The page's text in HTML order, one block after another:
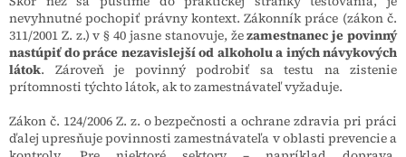
nevyhnutné pochopiť právny kontext. Zákonník práce (zákon č.
311/2001 Z. z.) v § 40 jasne stanovuje, žezamestnanec je povinný
nastúpiť do práce nezavislejší od alkoholu a iných návykových
látok. Zároveň je povinný podrobiť sa testu na zistenie
prítomnosti týchto látok, ak to zamestnávateľ vyžaduje.
Zákon č. 124/2006 Z. z. o bezpečnosti a ochrane zdravia pri práci
ďalej upresňuje povinnosti zamestnávateľa v oblasti prevencie a